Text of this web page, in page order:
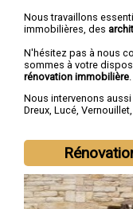
Nous travaillons
immobilières, des
N'hésitez pas à nous
sommes à votre
rénovation immobilière
Nous intervenons
Dreux, Lucé, Vernouillet,